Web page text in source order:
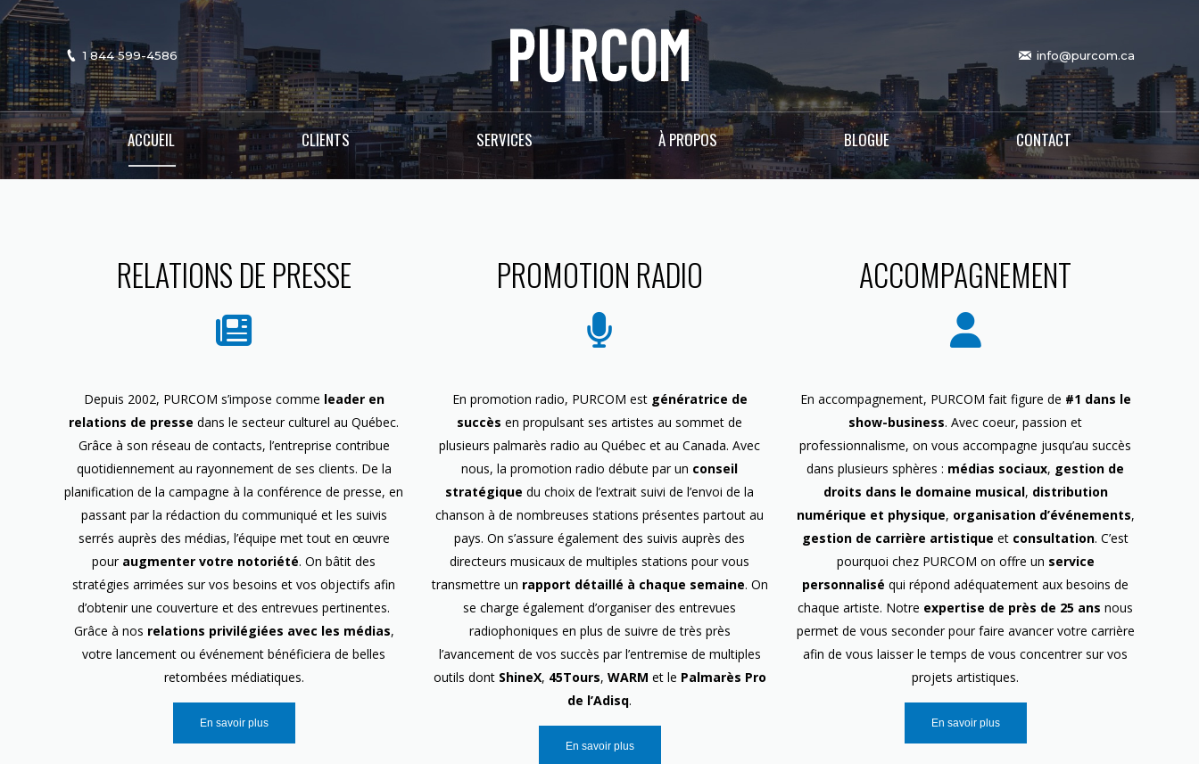
1 844 599-4586 info@purcom.ca
ACCUEIL CLIENTS SERVICES À PROPOS BLOGUE CONTACT
RELATIONS DE PRESSE
Depuis 2002, PURCOM s’impose comme leader en
relations de presse dans le secteur culturel au Québec.
Grâce à son réseau de contacts, l’entreprise contribue
quotidiennement au rayonnement de ses clients. De la
planification de la campagne à la conférence de presse, en
passant par la rédaction du communiqué et les suivis
serrés auprès des médias, l’équipe met tout en œuvre
pour augmenter votre notoriété. On bâtit des
stratégies arrimées sur vos besoins et vos objectifs afin
d’obtenir une couverture et des entrevues pertinentes.
Grâce à nos relations privilégiées avec les médias,
votre lancement ou événement bénéficiera de belles
retombées médiatiques.
En savoir plus
PROMOTION RADIO
En promotion radio, PURCOM est génératrice de
succès en propulsant ses artistes au sommet de
plusieurs palmarès radio au Québec et au Canada. Avec
nous, la promotion radio débute par un conseil
stratégique du choix de l’extrait suivi de l’envoi de la
chanson à de nombreuses stations présentes partout au
pays. On s’assure également des suivis auprès des
directeurs musicaux de multiples stations pour vous
transmettre un rapport détaillé à chaque semaine. On
se charge également d’organiser des entrevues
radiophoniques en plus de suivre de très près
l’avancement de vos succès par l’entremise de multiples
outils dont ShineX, 45Tours, WARM et le Palmarès Pro
de l’Adisq.
En savoir plus
ACCOMPAGNEMENT
En accompagnement, PURCOM fait figure de #1 dans le
show-business. Avec coeur, passion et
professionnalisme, on vous accompagne jusqu’au succès
dans plusieurs sphères : médias sociaux, gestion de
droits dans le domaine musical, distribution
numérique et physique, organisation d’événements,
gestion de carrière artistique et consultation. C’est
pourquoi chez PURCOM on offre un service
personnalisé qui répond adéquatement aux besoins de
chaque artiste. Notre expertise de près de 25 ans nous
permet de vous seconder pour faire avancer votre carrière
afin de vous laisser le temps de vous concentrer sur vos
projets artistiques.
En savoir plus